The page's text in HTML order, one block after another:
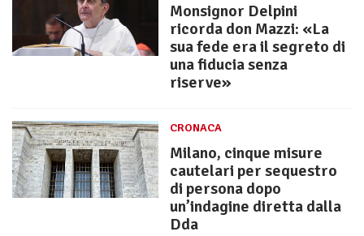
Monsignor Delpini
ricorda don Mazzi: «La
sua fede era il segreto di
una fiducia senza
riserve»
CRONACA
Milano, cinque misure
cautelari per sequestro
di persona dopo
un’indagine diretta dalla
Dda